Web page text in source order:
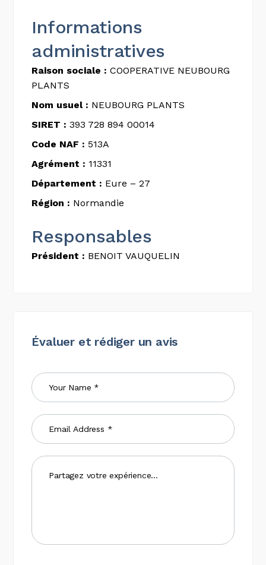
Informations
administratives
Raison sociale : COOPERATIVE NEUBOURG
PLANTS
Nom usuel : NEUBOURG PLANTS
SIRET : 393 728 894 00014
Code NAF : 513A
Agrément : 11331
Département : Eure – 27
Région : Normandie
Responsables
Président : BENOIT VAUQUELIN
Évaluer et rédiger un avis